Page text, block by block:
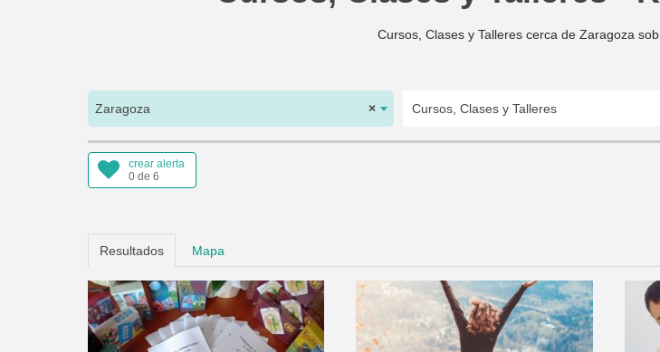
Cursos, Clases y Talleres cerca de Zaragoza
×
Zaragoza
crear alerta
0 de 6
Resultados Mapa